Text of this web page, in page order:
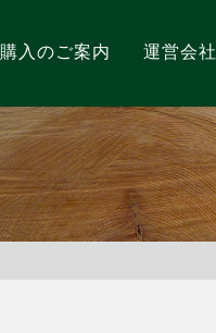
購入のご案内 運営会社